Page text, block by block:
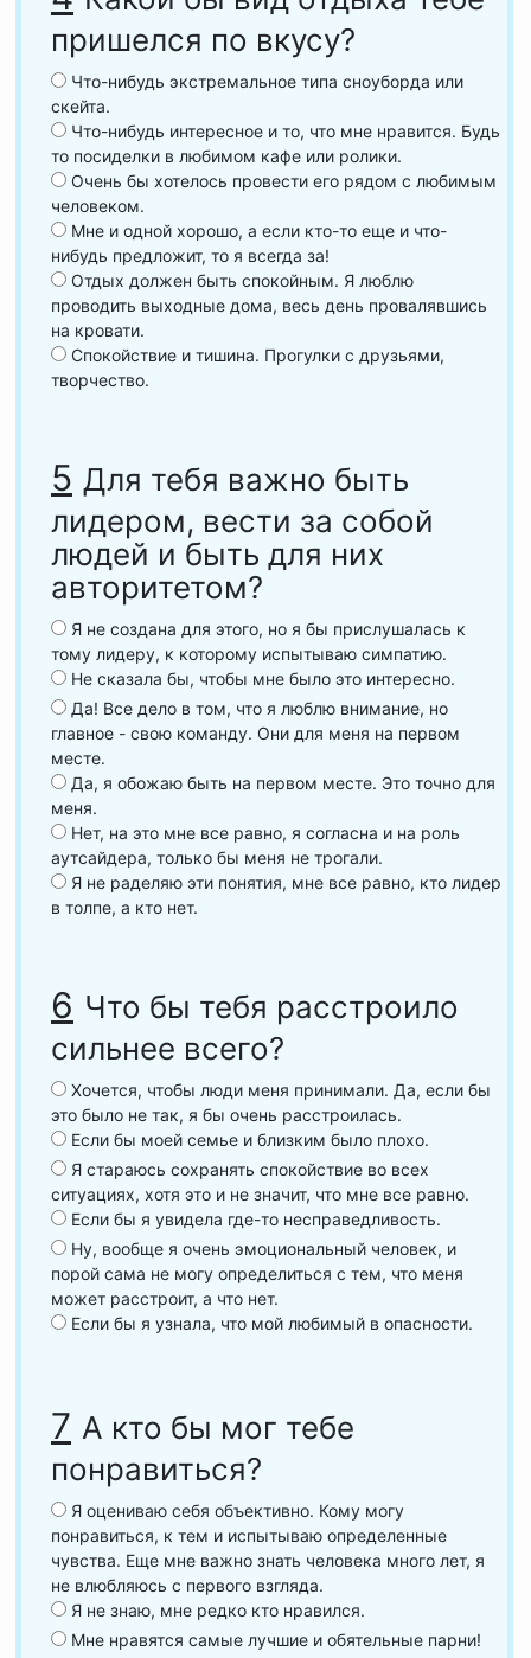
пришелся по вкусу?
Что-нибудь экстремальное типа сноуборда или
скейта.
Что-нибудь интересное и то, что мне нравится. Будь
то посиделки в любимом кафе или ролики.
Очень бы хотелось провести его рядом с любимым
человеком.
Мне и одной хорошо, а если кто-то еще и что-
нибудь предложит, то я всегда за!
Отдых должен быть спокойным. Я люблю
проводить выходные дома, весь день провалявшись
на кровати.
Спокойствие и тишина. Прогулки с друзьями,
творчество.
5 Для тебя важно быть
лидером, вести за собой
людей и быть для них
авторитетом?
Я не создана для этого, но я бы прислушалась к
тому лидеру, к которому испытываю симпатию.
Не сказала бы, чтобы мне было это интересно.
Да! Все дело в том, что я люблю внимание, но
главное - свою команду. Они для меня на первом
месте.
Да, я обожаю быть на первом месте. Это точно для
меня.
Нет, на это мне все равно, я согласна и на роль
аутсайдера, только бы меня не трогали.
Я не раделяю эти понятия, мне все равно, кто лидер
в толпе, а кто нет.
6 Что бы тебя расстроило
сильнее всего?
Хочется, чтобы люди меня принимали. Да, если бы
это было не так, я бы очень расстроилась.
Если бы моей семье и близким было плохо.
Я стараюсь сохранять спокойствие во всех
ситуациях, хотя это и не значит, что мне все равно.
Если бы я увидела где-то несправедливость.
Ну, вообще я очень эмоциональный человек, и
порой сама не могу определиться с тем, что меня
может расстроит, а что нет.
Если бы я узнала, что мой любимый в опасности.
7 А кто бы мог тебе
понравиться?
Я оцениваю себя объективно. Кому могу
понравиться, к тем и испытываю определенные
чувства. Еще мне важно знать человека много лет, я
не влюбляюсь с первого взгляда.
Я не знаю, мне редко кто нравился.
Мне нравятся самые лучшие и обятельные парни!